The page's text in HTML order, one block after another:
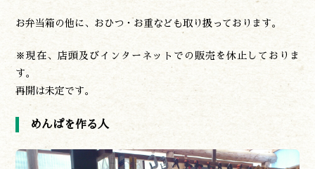
お弁当箱の他に、おひつ・お重なども取り扱っております。
※現在、店頭及びインターネットでの販売を休止しておりま
す。
再開は未定です。
めんぱを作る人